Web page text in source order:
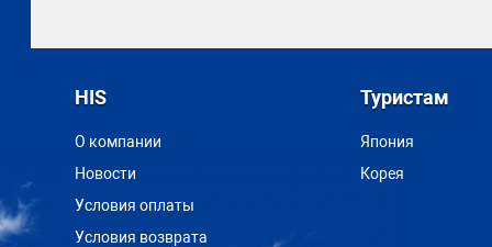
HIS
О компании
Новости
Условия оплаты
Условия возврата
Туристам
Япония
Корея